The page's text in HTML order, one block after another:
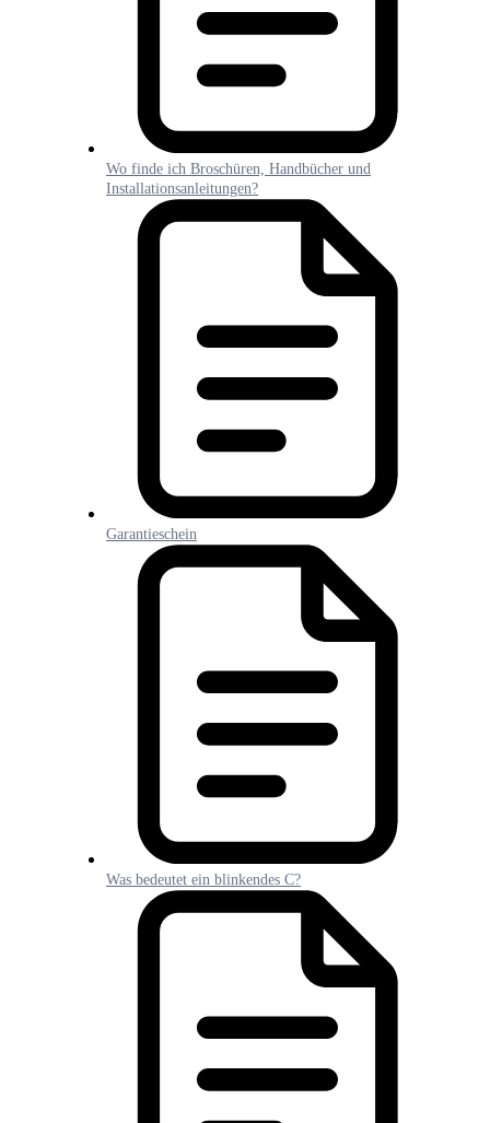
Wo finde ich Broschüren, Handbücher und
Installationsanleitungen?
Garantieschein
Was bedeutet ein blinkendes C?